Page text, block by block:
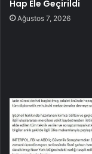
Hap Ele Geçirildi
Ağustos 7, 2026